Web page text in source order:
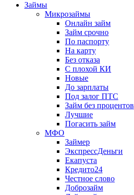
Займы
Микрозаймы
Онлайн займ
Займ срочно
По паспорту
На карту
Без отказа
С плохой КИ
Новые
До зарплаты
Под залог ПТС
Займ без процентов
Лучшие
Погасить займ
МФО
Займер
ЭкспрессДеньги
Екапуста
Кредито24
Честное слово
Доброзайм